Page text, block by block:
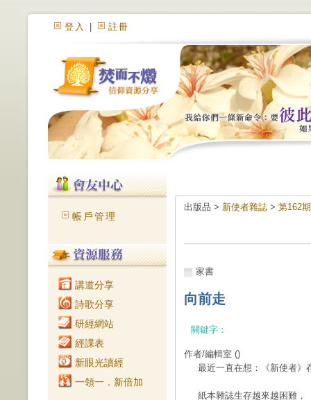
登入 註冊
帳戶管理
講道分享
詩歌分享
研經網站
經課表
新眼光讀經
一領一．新倍加
出版品 > 新使者雜誌 > 第162
家書
向前走
關鍵字：
作者/編輯室 ()
最近一直在想：《新使者》
紙本雜誌生存越來越困難，